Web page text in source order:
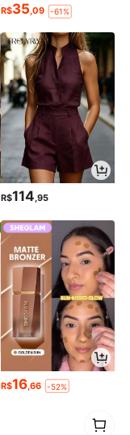
R$35,09 -61%
R$114,95
R$16 ,66 -52%